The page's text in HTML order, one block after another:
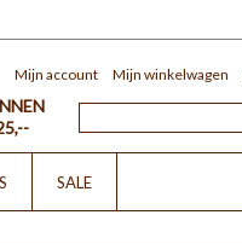
Mijn account Mijn winkelwagen
SALE